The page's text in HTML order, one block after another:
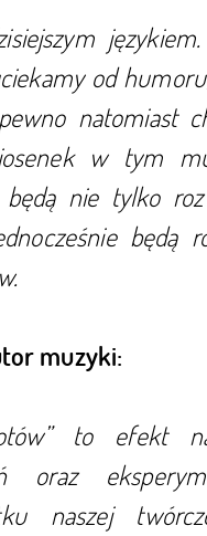
od
natomiast
w tym
nie tylko
będą
muzyki:
to efekt
oraz
naszej